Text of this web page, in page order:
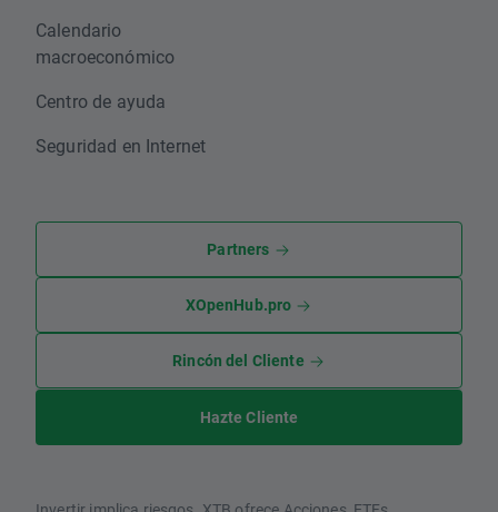
Calendario
macroeconómico
Centro de ayuda
Seguridad en Internet
Partners
XOpenHub.pro
Rincón del Cliente
Hazte Cliente